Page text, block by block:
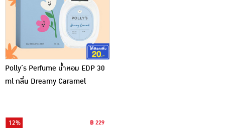
Polly’s Perfume น้ำหอม EDP 30
ml กลิ่น Dreamy Caramel
12%
฿ 229